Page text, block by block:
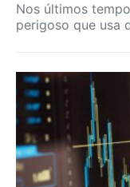
Nos últimos
perigoso que usa